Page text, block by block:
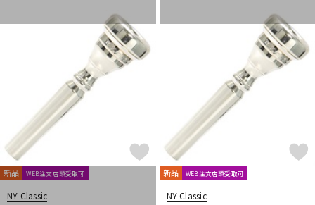
新品 WEB注文店頭受取可
NY Classic
新品 WEB注文店頭受取可
NY Classic